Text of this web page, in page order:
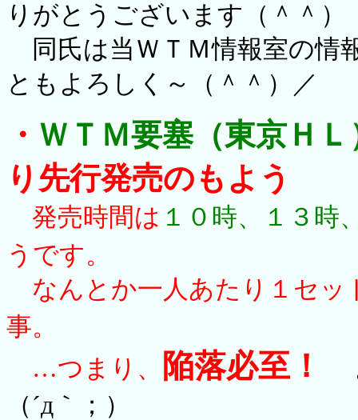
りがとうございます（＾＾）
同氏は当ＷＴＭ情報室の情
ともよろしく～（＾＾）／
・ ＷＴＭ要塞（東京ＨＬ
り 先行発売のもよう
発売時間は １０時、１３時
うです。
なんとか一人あたり１セッ
事。
…つまり、
陥落必至！
（´д｀；）